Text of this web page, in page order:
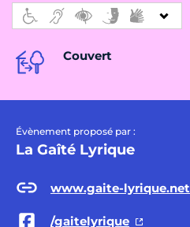
Couvert
Évènement proposé par :
La Gaîté Lyrique
www.gaite-lyrique.net
/gaitelyrique